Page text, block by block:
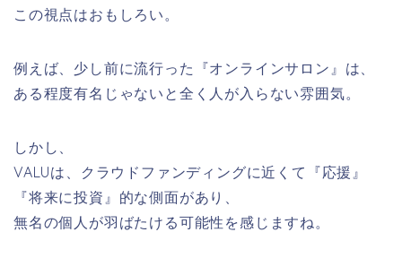
この視点はおもしろい。
例えば、少し前に流行った『オンラインサロン』は、
ある程度有名じゃないと全く人が入らない雰囲気。
しかし、
VALUは、クラウドファンディングに近くて『応援』
『将来に投資』的な側面があり、
無名の個人が羽ばたける可能性を感じますね。